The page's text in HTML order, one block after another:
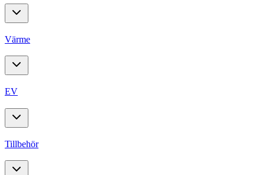
Värme
EV
Tillbehör